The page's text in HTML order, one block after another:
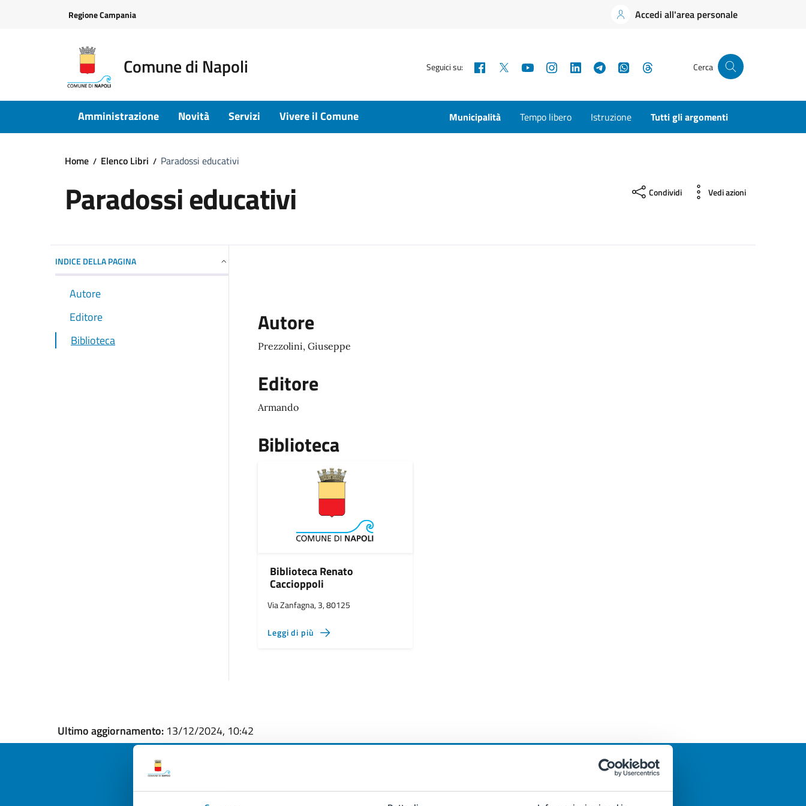
Regione Campania Accedi all'area personale
Comune di Napoli Seguici su: Facebook YouTubeInstagramLinkedInTelegramWhatsApp Cerca
Amministrazione Novità Servizi Vivere il Comune Municipalità Tempo libero Istruzione Tutti gli argomenti
Home Elenco Libri Paradossi educativi
Paradossi educativi Condividi Vedi azioni
INDICE DELLA PAGINA
Autore
Editore
Biblioteca
Autore
Prezzolini, Giuseppe
Editore
Armando
Biblioteca
Biblioteca Renato
Caccioppoli
Via Zanfagna, 3, 80125
Leggi di più
Ultimo aggiornamento: 13/12/2024, 10:42